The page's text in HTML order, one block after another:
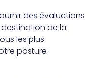
des évaluations
de la
les plus
posture